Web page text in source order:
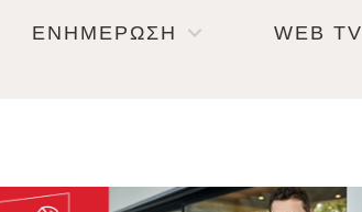
ΕΝΗΜΕΡΩΣΗ WEB TV